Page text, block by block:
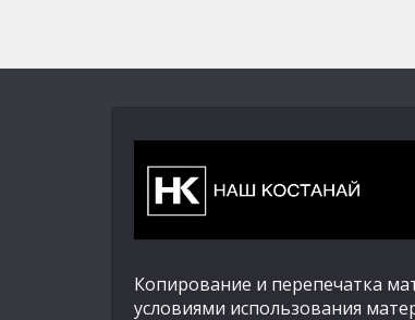
Копирование и перепечатка
условиями использования